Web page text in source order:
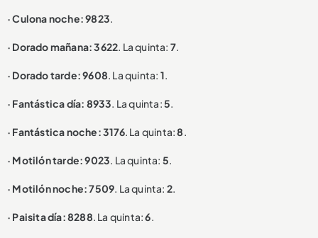
· Culona noche: 9823.
· Dorado mañana: 3622. La quinta: 7.
· Dorado tarde: 9608. La quinta: 1.
· Fantástica día: 8933. La quinta:5.
· Fantástica noche: 3176. La quinta:8.
· Motilón tarde: 9023. La quinta: 5.
· Motilón noche: 7509. La quinta: 2.
· Paisita día: 8288. La quinta:6.